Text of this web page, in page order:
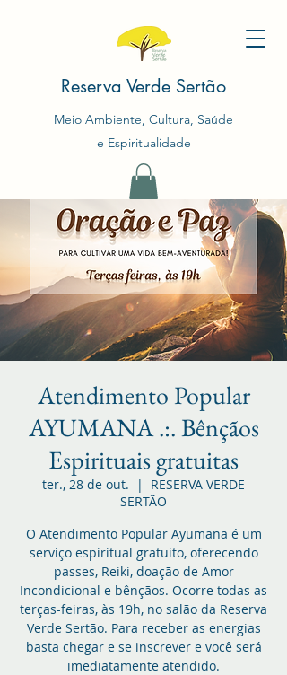
Reserva Verde Sertão
Meio Ambiente, Cultura, Saúde
e Espiritualidade
Atendimento Popular
AYUMANA .:. Bênçãos
Espirituais gratuitas
ter., 28 de out.
  |
RESERVA VERDE
SERTÃO
O Atendimento Popular Ayumana é um
serviço espiritual gratuito, oferecendo
passes, Reiki, doação de Amor
Incondicional e bênçãos. Ocorre todas as
terças-feiras, às 19h, no salão da Reserva
Verde Sertão. Para receber as energias
basta chegar e se inscrever e você será
imediatamente atendido.